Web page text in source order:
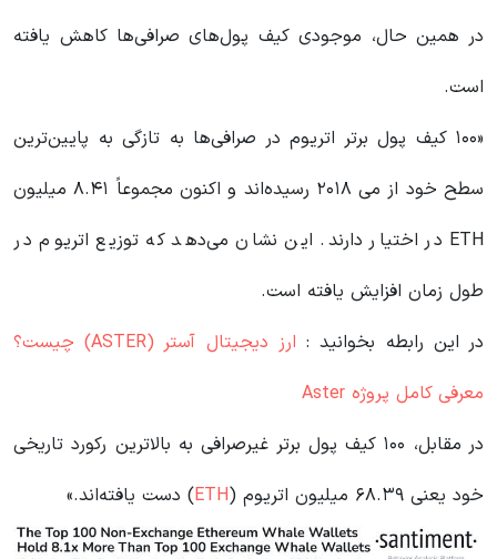
در همین حال، موجودی کیف پول‌های صرافی‌ها کاهش یافته
است.
«۱۰۰ کیف پول برتر اتریوم در صرافی‌ها به تازگی به پایین‌ترین
سطح خود از می ۲۰۱۸ رسیده‌اند و اکنون مجموعاً ۸.۴۱ میلیون
ETH در اختیار دارند. این نشان می‌دهد که توزیع اتریوم در
طول زمان افزایش یافته است.
در این رابطه بخوانید‌ :
ارز دیجیتال آستر (ASTER) چیست؟
معرفی کامل پروژه Aster
در مقابل، ۱۰۰ کیف پول برتر غیرصرافی به بالاترین رکورد تاریخی
خود یعنی ۶۸.۳۹ میلیون اتریوم (
ETH) دست یافته‌اند.»